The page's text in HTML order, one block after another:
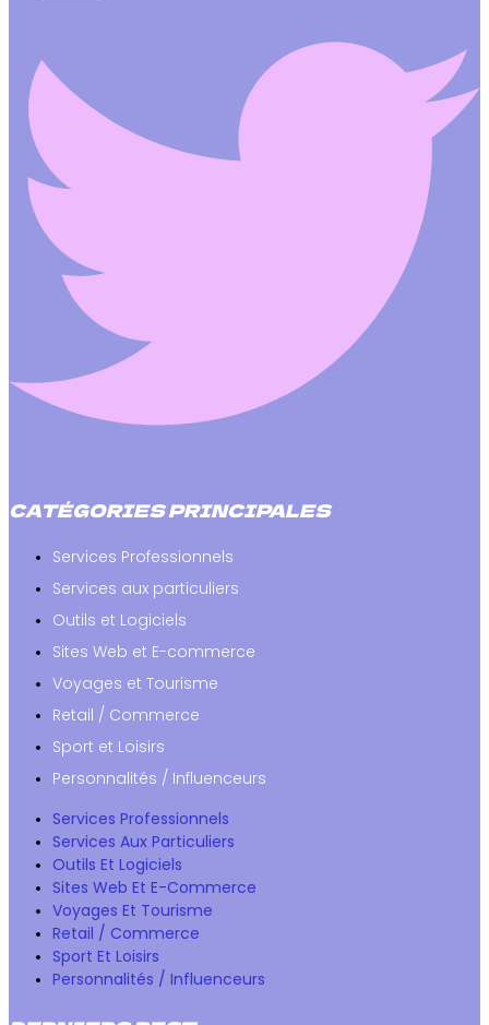
CATÉGORIES PRINCIPALES
Services Professionnels
Services aux particuliers
Outils et Logiciels
Sites Web et E-commerce
Voyages et Tourisme
Retail / Commerce
Sport et Loisirs
Personnalités / Influenceurs
Services Professionnels
Services Aux Particuliers
Outils Et Logiciels
Sites Web Et E-Commerce
Voyages Et Tourisme
Retail / Commerce
Sport Et Loisirs
Personnalités / Influenceurs